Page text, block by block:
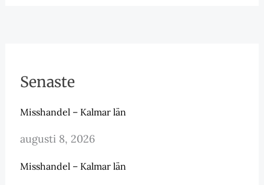
Senaste
Misshandel – Kalmar län
augusti 8, 2026
Misshandel – Kalmar län